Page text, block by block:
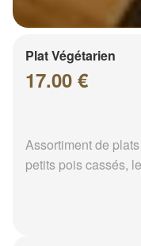
Plat Végétarien
17.00 €
Assortiment de
petits pois cassés,